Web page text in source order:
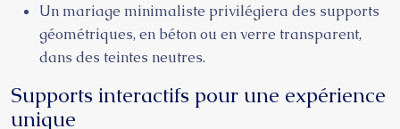
Un mariage minimaliste privilégiera des supports
géométriques, en béton ou en verre transparent,
dans des teintes neutres.
Supports interactifs pour une expérience
unique